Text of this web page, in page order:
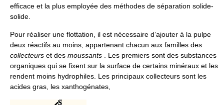
efficace et la plus employée des méthodes de séparation solide-
solide.
Pour réaliser une flottation, il est nécessaire d’ajouter à la pulpe
deux réactifs au moins, appartenant chacun aux familles des
collecteurs et des moussants . Les premiers sont des substances
organiques qui se fixent sur la surface de certains minéraux et les
rendent moins hydrophiles. Les principaux collecteurs sont les
acides gras, les xanthogénates,